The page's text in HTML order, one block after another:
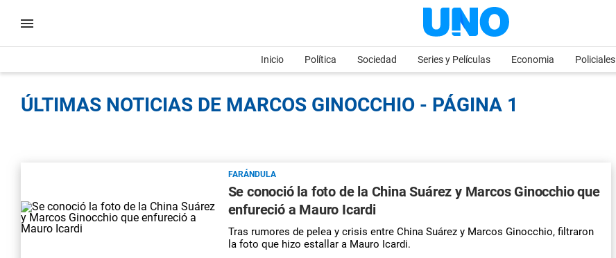
Inicio Política Sociedad Series y Películas Economia Policiales
ÚLTIMAS NOTICIAS DE MARCOS GINOCCHIO - PÁGINA 1
FARÁNDULA
Se conoció la foto de la China Suárez y Marcos Ginocchio que
enfureció a Mauro Icardi
Tras rumores de pelea y crisis entre China Suárez y Marcos Ginocchio, filtraron
la foto que hizo estallar a Mauro Icardi.